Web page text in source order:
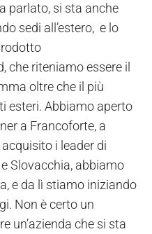
parlato, si sta anche
sedi all’estero, e lo
che riteniamo essere il
oltre che il più
esteri. Abbiamo aperto
a Francoforte, a
i leader di
Slovacchia, abbiamo
e da lì stiamo iniziando
Non è certo un
un’azienda che si sta